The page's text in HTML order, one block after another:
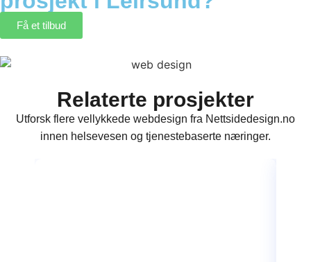
Få et tilbud
Relaterte prosjekter
Utforsk flere vellykkede webdesign fra Nettsidedesign.no
innen helsevesen og tjenestebaserte næringer.